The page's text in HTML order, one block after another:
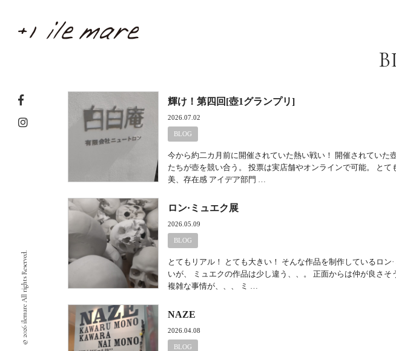
© 2026 ilemare All rights Reserved.
輝け！第四回[壺1グランプリ]
2026.07.02
BLOG
今から約二カ月前に開催されていた熱い戦い！ 開催されていた
たちが壺を競い合う。 投票は実店舗やオンラインで可能。 と
美、存在感 アイデア部門 …
ロン·ミュエク展
2026.05.09
BLOG
とてもリアル！ とても大きい！ そんな作品を制作しているロン
いが、 ミュエクの作品は少し違う、、。 正面からは仲が良さそ
複雑な事情が、、、 ミ …
NAZE
2026.04.08
BLOG